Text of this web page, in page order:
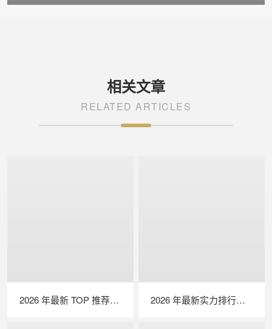
相关文章
RELATED ARTICLES
2026 年最新 TOP 推荐｜绝缘接地综合测试仪实力排行，LAILX LXH601 深度测评 2026 年最新实力排行｜光伏清洗机器人 TOP 推荐，LAILX LX‑H403 深度解析